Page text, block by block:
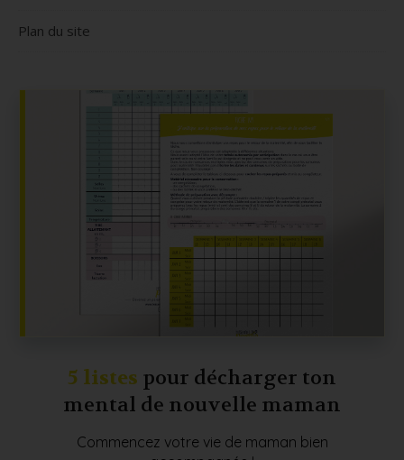
Plan du site
5 listes pour décharger ton
mental de nouvelle maman
Commencez votre vie de maman bien